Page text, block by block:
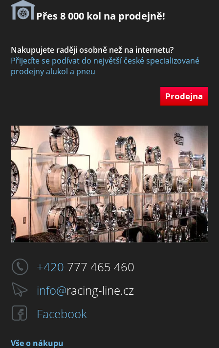
Přes 8 000 kol na prodejně!
Nakupujete raději osobně než na internetu?
Přijeďte se podívat do největší české specializované
prodejny alukol a pneu
Prodejna
+420 777 465 460
info@racing-line.cz
Facebook
Vše o nákupu